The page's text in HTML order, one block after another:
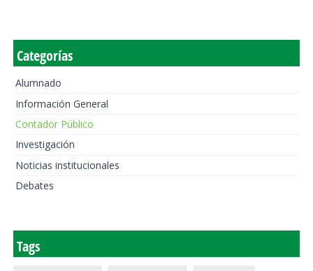
Categorías
Alumnado
Información General
Contador Público
Investigación
Noticias institucionales
Debates
Tags